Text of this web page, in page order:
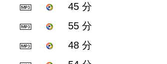
45 分
55 分
48 分